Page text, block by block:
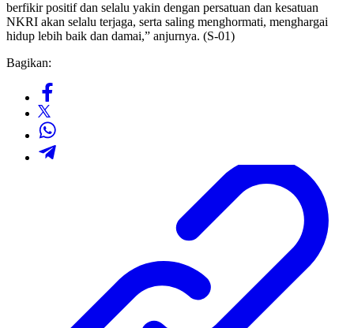
berfikir positif dan selalu yakin dengan persatuan dan kesatuan
NKRI akan selalu terjaga, serta saling menghormati, menghargai
hidup lebih baik dan damai,” anjurnya. (S-01)
Bagikan: